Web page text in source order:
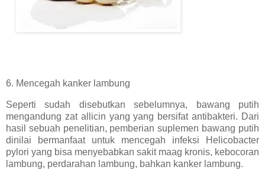
6. Mencegah kanker lambung
Seperti sudah disebutkan sebelumnya, bawang putih
mengandung zat allicin yang yang bersifat antibakteri. Dari
hasil sebuah penelitian, pemberian suplemen bawang putih
dinilai bermanfaat untuk mencegah infeksi Helicobacter
pylori yang bisa menyebabkan sakit maag kronis, kebocoran
lambung, perdarahan lambung, bahkan kanker lambung.